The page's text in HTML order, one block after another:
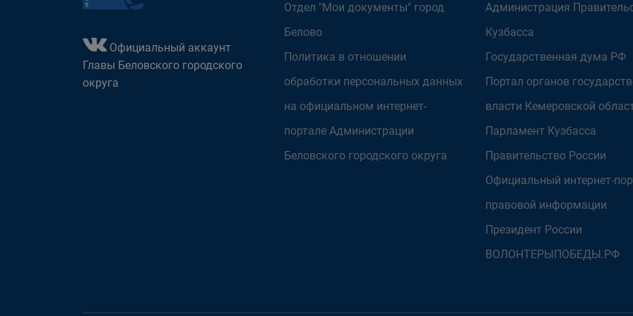
Официальный аккаунт
Главы Беловского городского
округа
Отдел "Мои документы" город
Белово
Политика в отношении
обработки персональных данных
на официальном интернет-
портале Администрации
Беловского городского округа
Администрация
Кузбасса
Государственная дума РФ
Портал органов
власти Кемеровской
Парламент Кузбасса
Правительство России
Официальный интернет-
правовой информации
Президент России
ВОЛОНТЕРЫПОБЕДЫ.РФ